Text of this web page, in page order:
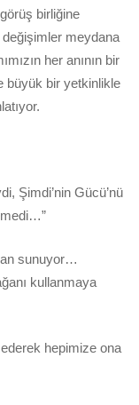
birliğine
değişimler meydana
her anının bir
büyük bir yetkinlikle
Şimdi’nin Gücü’nü
sunuyor…
kullanmaya
hepimize ona